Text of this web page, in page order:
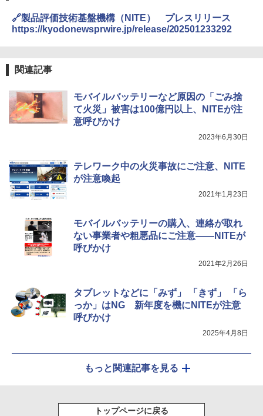
🔗製品評価技術基盤機構（NITE） プレスリリース
https://kyodonewsprwire.jp/release/202501233292
関連記事
モバイルバッテリーなど原因の「ごみ捨
て火災」被害は100億円以上、NITEが注
意呼びかけ
2023年6月30日
テレワーク中の火災事故にご注意、NITE
が注意喚起
2021年1月23日
モバイルバッテリーの購入、連絡が取れ
ない事業者や粗悪品にご注意――NITEが
呼びかけ
2021年2月26日
タブレットなどに「みず」 「きず」 「ら
っか」はNG 新年度を機にNITEが注意
呼びかけ
2025年4月8日
もっと関連記事を見る
トップページに戻る